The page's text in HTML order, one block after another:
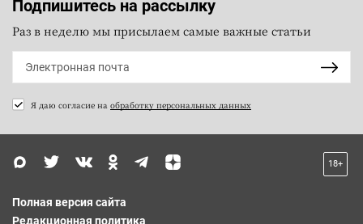
Подпишитесь на рассылку
Раз в неделю мы присылаем самые важные статьи
Я даю согласие на обработку персональных данных
18+
Полная версия сайта
Редакционная политика